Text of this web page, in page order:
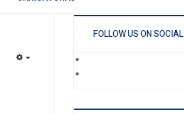
FOLLOW US ON SOCIAL